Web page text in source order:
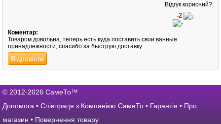
Відгук корисний?
-2
Коментар:
Товаром довольна, теперь есть куда поставить свои ванные
принадлежности, спасибо за быструю доставку
Відповісти
© 2012-2026 СамеТо™
Допомога • Співпраця з Компанією СамеТо • Гарантія • Про
магазин • Повернення товару